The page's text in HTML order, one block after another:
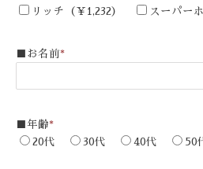
リッチ（￥1,232）
スーパー
■お名前*
■年齢*
20代
30代 40代 50